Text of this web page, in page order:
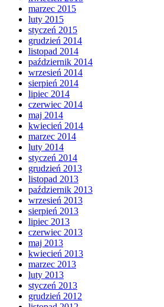
marzec 2015
luty 2015
styczeń 2015
grudzień 2014
listopad 2014
październik 2014
wrzesień 2014
sierpień 2014
lipiec 2014
czerwiec 2014
maj 2014
kwiecień 2014
marzec 2014
luty 2014
styczeń 2014
grudzień 2013
listopad 2013
październik 2013
wrzesień 2013
sierpień 2013
lipiec 2013
czerwiec 2013
maj 2013
kwiecień 2013
marzec 2013
luty 2013
styczeń 2013
grudzień 2012